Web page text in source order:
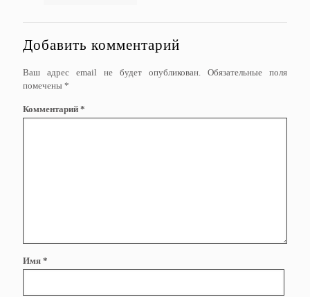
Добавить комментарий
Ваш адрес email не будет опубликован.
Обязательные поля
помечены *
Комментарий *
Имя *